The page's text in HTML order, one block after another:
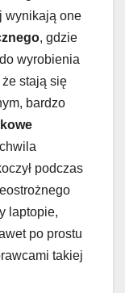
wynikają one
, gdzie
wyrobienia
stają się
bardzo
podczas
laptopie,
po prostu
takiej